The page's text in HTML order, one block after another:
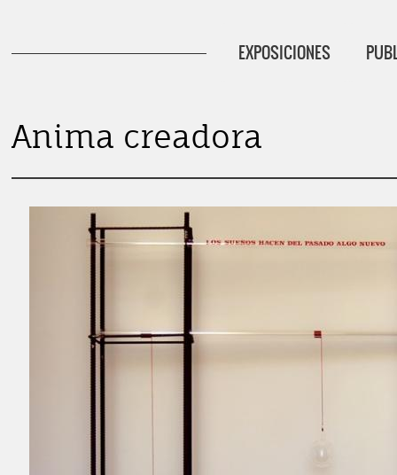
EXPOSICIONES
Anima creadora